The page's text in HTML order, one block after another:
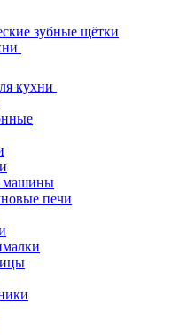
зубные щётки
кухни
машины
печи